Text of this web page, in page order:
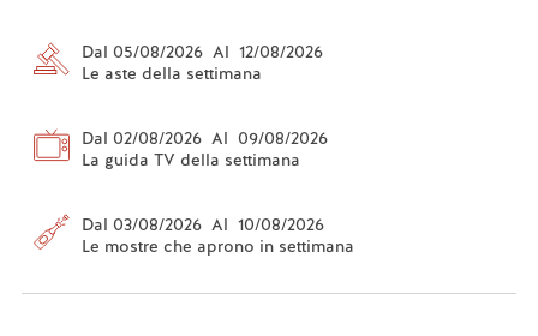
Dal 05/08/2026 Al 12/08/2026
Le aste della settimana
Dal 02/08/2026 Al 09/08/2026
La guida TV della settimana
Dal 03/08/2026 Al 10/08/2026
Le mostre che aprono in settimana